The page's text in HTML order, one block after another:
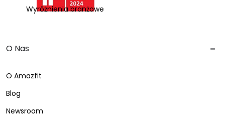
Wyróżnienia branżowe
O Nas
O Amazfit
Blog
Newsroom